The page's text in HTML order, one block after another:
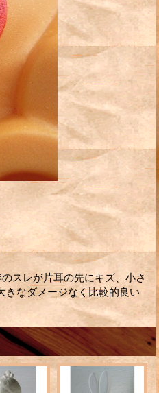
レが片耳の先にキズ、小さ
きなダメージなく比較的良い